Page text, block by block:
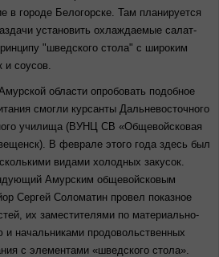
в городе Белогорске. Там планируется
установить охлаждаемые салат-
"шведского стола" с широким
и соусов.
области опробовать подобное
смогли курсанты Дальневосточного
училища (ВУНЦ СВ «Общевойсковая
В феврале этого года здесь был
видами холодных закусок.
Амурским общевойсковым
Сергей Соломатин провел показное
их заместителями по материально-
и начальниками продовольственных
с элементами «шведского стола».